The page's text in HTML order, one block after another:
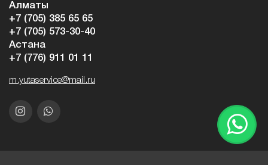
Алматы
+7 (705) 385 65 65
+7 (705) 573-30-40
Астана
+7 (776) 911 01 11
m.yutaservice@mail.ru